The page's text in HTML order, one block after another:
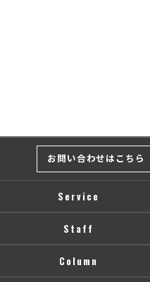
お問い合わせはこちら
Service
Staff
Column